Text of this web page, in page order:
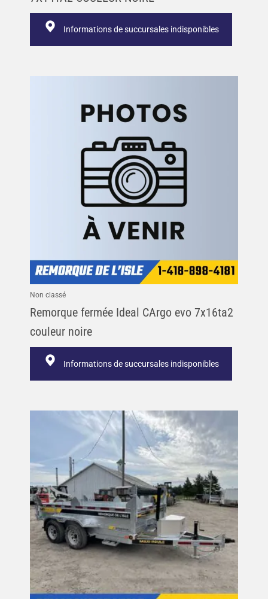
Informations de succursales indisponibles
Non classé
Remorque fermée Ideal CArgo evo 7x16ta2
couleur noire
Informations de succursales indisponibles